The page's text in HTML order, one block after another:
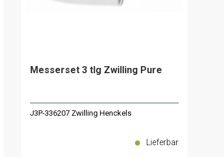
Messerset 3 tlg Zwilling Pure
J3P-336207 Zwilling Henckels
Lieferbar